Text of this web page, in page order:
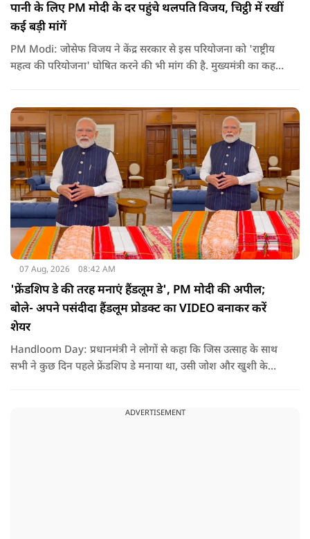
पानी के लिए PM मोदी के दर पहुंचे थलपति विजय, चिट्ठी में रखीं
कई बड़ी मांगें
PM Modi: जोसेफ विजय ने केंद्र सरकार से इस परियोजना को 'राष्ट्रीय
महत्व की परियोजना' घोषित करने की भी मांग की है. मुख्यमंत्री का कहना
की समस्या को काफी हद तक कम किया जा सकता है.
07 Aug, 2026 08:42 AM
'फ्रेंडशिप डे की तरह मनाएं हैंडलूम डे', PM मोदी की अपील;
बोले- अपने पसंदीदा हैंडलूम प्रोडक्ट का VIDEO बनाकर करें
शेयर
Handloom Day: प्रधानमंत्री ने लोगों से कहा कि जिस उत्साह के साथ
सभी ने कुछ दिन पहले फ्रेंडशिप डे मनाया था, उसी जोश और खुशी के
ADVERTISEMENT